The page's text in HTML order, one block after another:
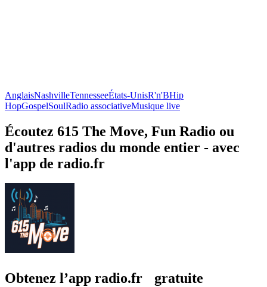
AnglaisNashvilleTennesseeÉtats-UnisR'n'BHip
HopGospelSoulRadio associativeMusique live
Écoutez 615 The Move, Fun Radio ou
d'autres radios du monde entier - avec
l'app de radio.fr
Obtenez l’app radio.fr gratuite